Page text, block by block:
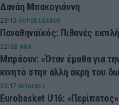
Δανάη Μπακογιάννη
23:13 SUPER LEAGUE
Παναθηναϊκός: Πιθανές
22:38 NBA
Μπράουν: «Όταν έμαθα για
κινητό στην άλλη άκρη του
22:17 ΜΠΑΣΚΕΤ
Eurobasket U16: